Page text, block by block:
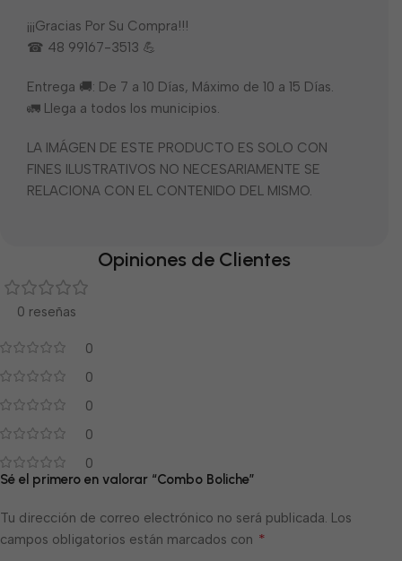
¡¡¡Gracias Por Su Compra!!!
☎ 48 99167-3513 💪
Entrega 🚚: De 7 a 10 Días, Máximo de 10 a 15 Días.
🚛 Llega a todos los municipios.
LA IMÁGEN DE ESTE PRODUCTO ES SOLO CON
FINES ILUSTRATIVOS NO NECESARIAMENTE SE
RELACIONA CON EL CONTENIDO DEL MISMO.
Opiniones de Clientes
0 reseñas
0
0
0
0
0
Sé el primero en valorar “Combo Boliche”
Tu dirección de correo electrónico no será publicada. Los
campos obligatorios están marcados con *